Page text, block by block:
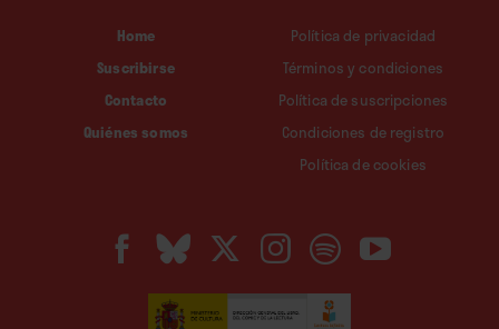
Home
Suscribirse
Contacto
Quiénes somos
Política de privacidad
Términos y condiciones
Política de suscripciones
Condiciones de registro
Política de cookies